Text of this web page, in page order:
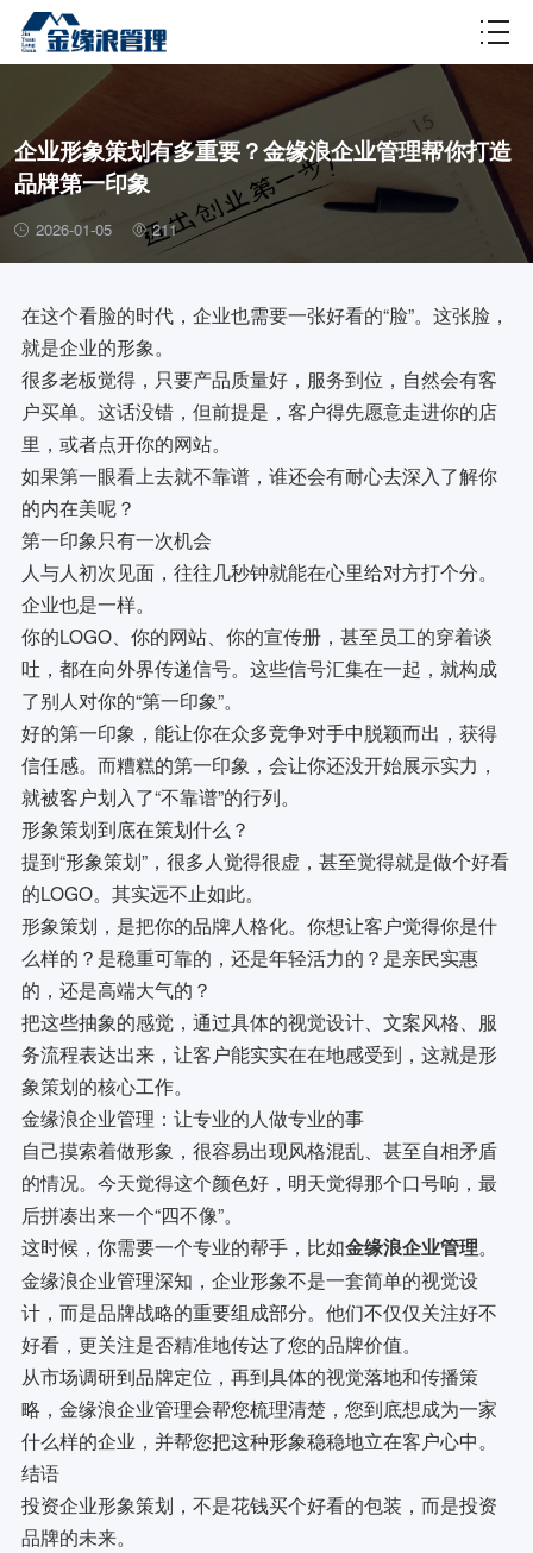
财税百科
企业形象策划有多重要？金缘浪企业管理帮你打造
品牌第一印象
2026-01-05 211
在这个看脸的时代，企业也需要一张好看的“脸”。这张脸，
就是企业的形象。
很多老板觉得，只要产品质量好，服务到位，自然会有客
户买单。这话没错，但前提是，客户得先愿意走进你的店
里，或者点开你的网站。
如果第一眼看上去就不靠谱，谁还会有耐心去深入了解你
的内在美呢？
第一印象只有一次机会
人与人初次见面，往往几秒钟就能在心里给对方打个分。
企业也是一样。
你的LOGO、你的网站、你的宣传册，甚至员工的穿着谈
吐，都在向外界传递信号。这些信号汇集在一起，就构成
了别人对你的“第一印象”。
好的第一印象，能让你在众多竞争对手中脱颖而出，获得
信任感。而糟糕的第一印象，会让你还没开始展示实力，
就被客户划入了“不靠谱”的行列。
形象策划到底在策划什么？
提到“形象策划”，很多人觉得很虚，甚至觉得就是做个好看
的LOGO。其实远不止如此。
形象策划，是把你的品牌人格化。你想让客户觉得你是什
么样的？是稳重可靠的，还是年轻活力的？是亲民实惠
的，还是高端大气的？
把这些抽象的感觉，通过具体的视觉设计、文案风格、服
务流程表达出来，让客户能实实在在地感受到，这就是形
象策划的核心工作。
金缘浪企业管理：让专业的人做专业的事
自己摸索着做形象，很容易出现风格混乱、甚至自相矛盾
的情况。今天觉得这个颜色好，明天觉得那个口号响，最
后拼凑出来一个“四不像”。
这时候，你需要一个专业的帮手，比如金缘浪企业管理。
金缘浪企业管理深知，企业形象不是一套简单的视觉设
计，而是品牌战略的重要组成部分。他们不仅仅关注好不
好看，更关注是否精准地传达了您的品牌价值。
从市场调研到品牌定位，再到具体的视觉落地和传播策
略，金缘浪企业管理会帮您梳理清楚，您到底想成为一家
什么样的企业，并帮您把这种形象稳稳地立在客户心中。
结语
投资企业形象策划，不是花钱买个好看的包装，而是投资
品牌的未来。